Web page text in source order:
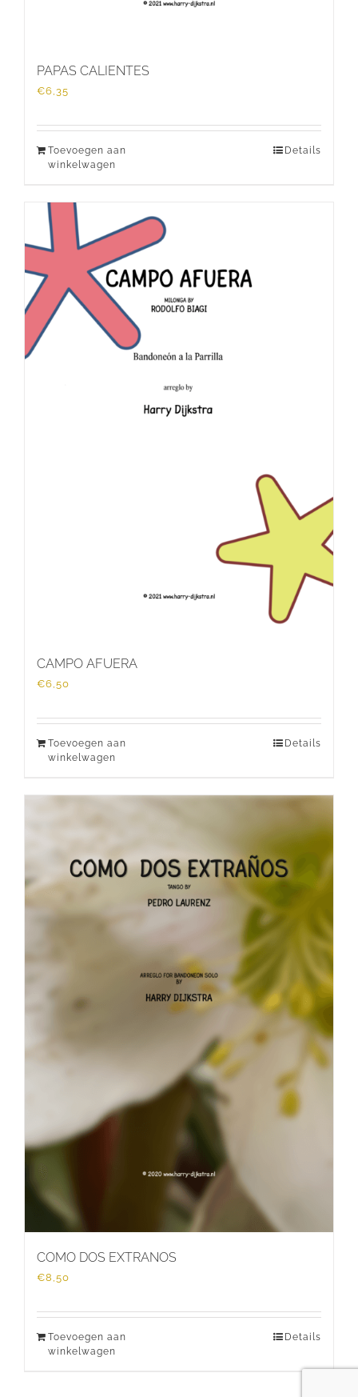
PAPAS CALIENTES
€6,35
Toevoegen aan
winkelwagen
Details
CAMPO AFUERA
€6,50
Toevoegen aan
winkelwagen
Details
COMO DOS EXTRANOS
€8,50
Toevoegen aan
winkelwagen
Details